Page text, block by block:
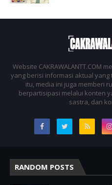
Website CAKRAWALANTT.COM
yang berisi informasi aktual
itu, media ini juga memberi
berpartisipasi melalui konten
sastra, dan
RANDOM POSTS